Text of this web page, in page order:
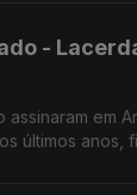
-
assinaram em
últimos anos,